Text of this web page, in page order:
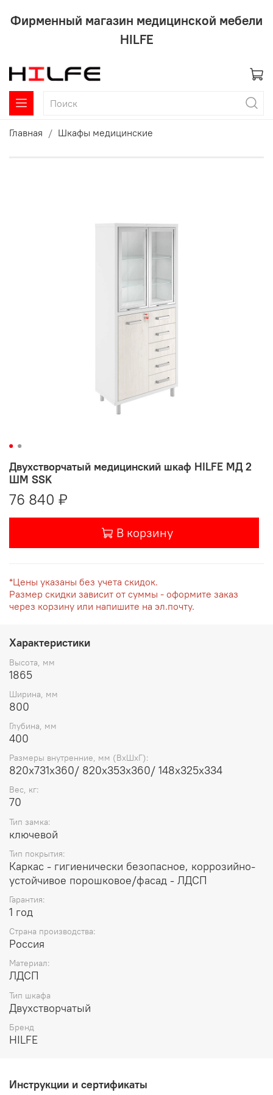
Фирменный магазин медицинской мебели
HILFE
Главная Шкафы медицинские
Двухстворчатый медицинский шкаф HILFE МД 2
ШМ SSK
76 840 ₽
В корзину
*Цены указаны без учета скидок.
Размер скидки зависит от суммы - оформите заказ
через корзину или напишите на эл.почту.
Характеристики
Высота, мм
1865
Ширина, мм
800
Глубина, мм
400
Размеры внутренние, мм (ВхШхГ):
820x731x360/ 820x353x360/ 148x325x334
Вес, кг:
70
Тип замка:
ключевой
Тип покрытия:
Каркас - гигиенически безопасное, коррозийно-
устойчивое порошковое/фасад - ЛДСП
Гарантия:
1 год
Страна производства:
Россия
Материал:
ЛДСП
Тип шкафа
Двухстворчатый
Бренд
HILFE
Инструкции и сертификаты